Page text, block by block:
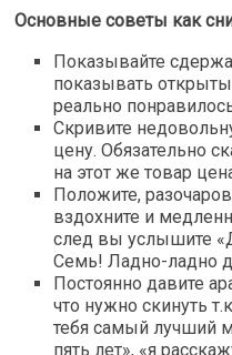
Основные советы как
Показывайте
показывать
реально
Скривите
цену. Обязательно
на этот же товар
Положите,
вздохните и
след вы услышите
Семь! Ладно-ладно
Постоянно давите
что нужно скинуть
тебя самый лучший
пять лет», «я